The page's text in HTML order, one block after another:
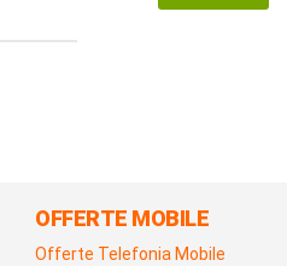
OFFERTE MOBILE
Offerte Telefonia Mobile